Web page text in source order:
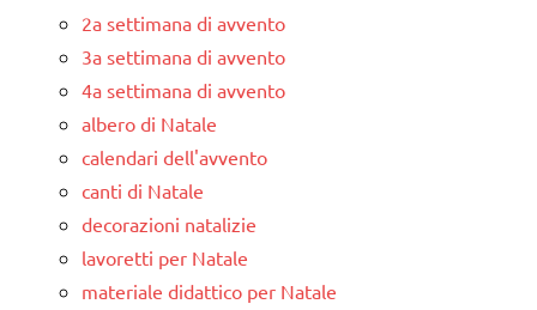
2a settimana di avvento
3a settimana di avvento
4a settimana di avvento
albero di Natale
calendari dell'avvento
canti di Natale
decorazioni natalizie
lavoretti per Natale
materiale didattico per Natale